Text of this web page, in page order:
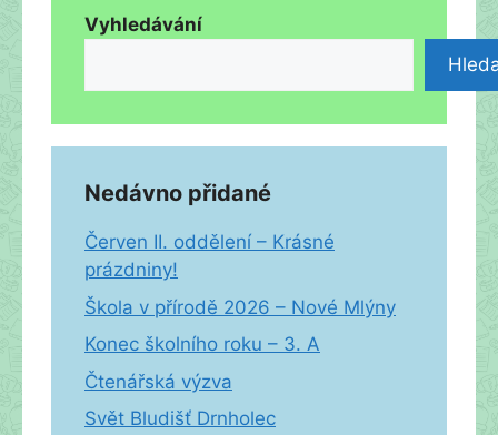
Vyhledávání
Nedávno přidané
Červen II. oddělení – Krásné
prázdniny!
Škola v přírodě 2026 – Nové Mlýny
Konec školního roku – 3. A
Čtenářská výzva
Svět Bludišť Drnholec